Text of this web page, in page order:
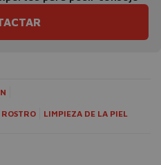
ROSTRO LIMPIEZA DE LA PIEL